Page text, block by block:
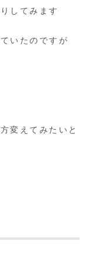
してみます
いたのですが
変えてみたいと